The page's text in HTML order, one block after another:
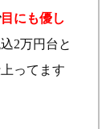
目にも優し
2万円台と
ってます